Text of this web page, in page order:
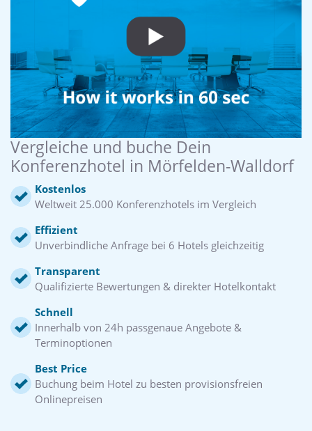
Vergleiche und buche Dein
Konferenzhotel in Mörfelden-Walldorf
Kostenlos
Weltweit 25.000 Konferenzhotels im Vergleich
Effizient
Unverbindliche Anfrage bei 6 Hotels gleichzeitig
Transparent
Qualifizierte Bewertungen & direkter Hotelkontakt
Schnell
Innerhalb von 24h passgenaue Angebote &
Terminoptionen
Best Price
Buchung beim Hotel zu besten provisionsfreien
Onlinepreisen